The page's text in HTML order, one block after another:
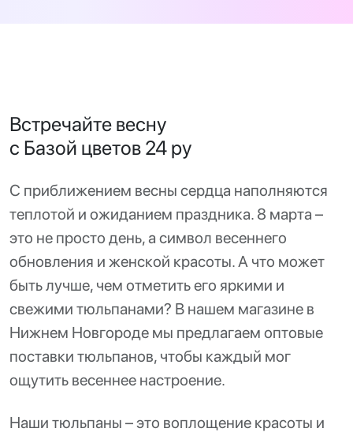
Встречайте весну
с Базой цветов 24 ру
С приближением весны сердца наполняются
теплотой и ожиданием праздника. 8 марта –
это не просто день, а символ весеннего
обновления и женской красоты. А что может
быть лучше, чем отметить его яркими и
свежими тюльпанами? В нашем магазине в
Нижнем Новгороде мы предлагаем оптовые
поставки тюльпанов, чтобы каждый мог
ощутить весеннее настроение.
Наши тюльпаны – это воплощение красоты и